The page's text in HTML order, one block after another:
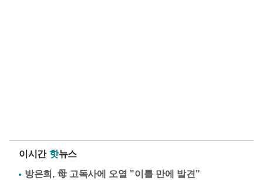
이시간 핫뉴스
방은희, 母 고독사에 오열 "이틀 만에 발견"